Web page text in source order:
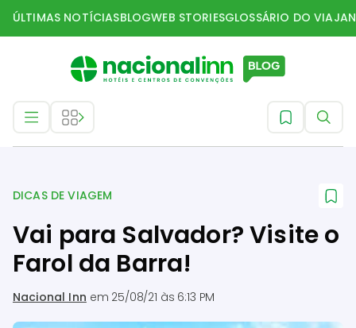
ÚLTIMAS NOTÍCIASBLOGWEB STORIESGLOSSÁRIO DO
DICAS DE VIAGEM
Vai para Salvador? Visite o
Farol da Barra!
Nacional Inn em 25/08/21 às 6:13 PM